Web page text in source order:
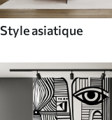
Style asiatique